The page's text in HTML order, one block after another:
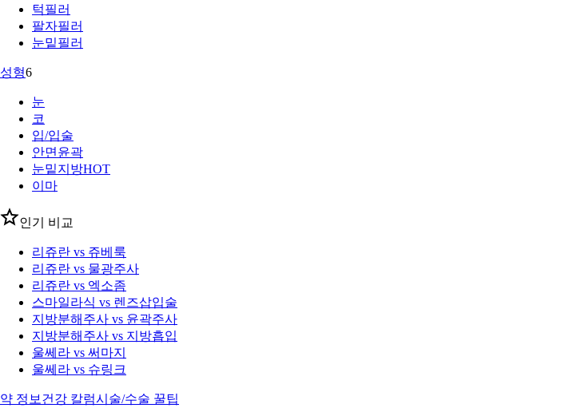
턱필러
팔자필러
눈밑필러
성형6
눈
코
입/입술
안면윤곽
눈밑지방HOT
이마
인기 비교
리쥬란 vs 쥬베룩
리쥬란 vs 물광주사
리쥬란 vs 엑소좀
스마일라식 vs 렌즈삽입술
지방분해주사 vs 윤곽주사
지방분해주사 vs 지방흡입
울쎄라 vs 써마지
울쎄라 vs 슈링크
약 정보 건강 칼럼시술/수술 꿀팁